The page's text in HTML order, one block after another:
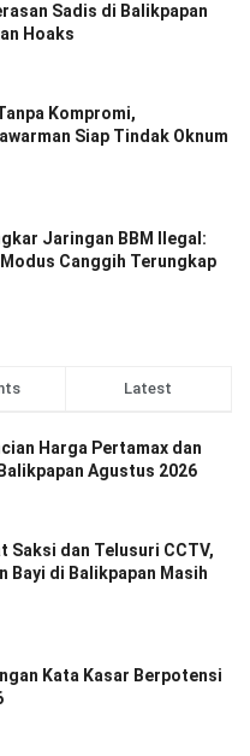
Sadis di Balikpapan
Hoaks
Kompromi,
Siap Tindak Oknum
Jaringan BBM Ilegal:
Canggih Terungkap
Latest
Harga Pertamax dan
Agustus 2026
Saksi dan Telusuri CCTV,
Bayi di Balikpapan Masih
Kata Kasar Berpotensi